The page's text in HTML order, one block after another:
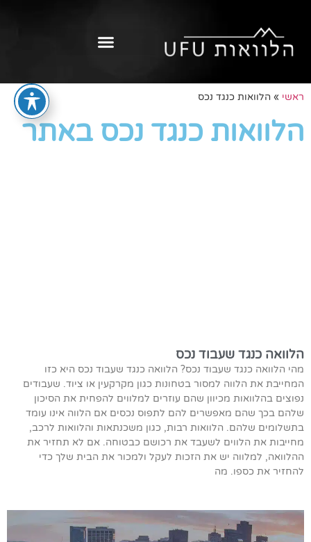
ראשי » הלוואות כנגד נכס
הלוואות כנגד נכס באתר
הלוואה כנגד שעבוד נכס
מהי הלוואה כנגד שעבוד נכס? הלוואה כנגד שעבוד נכס היא כזו
המחייבת את הלווה למסור בטחונות כגון מקרקעין או ציוד. שעבודים
נפוצים בהלוואות מכיוון שהם עוזרים למלווים להפחית את הסיכון
שלהם בכך שהם מאפשרים להם לתפוס נכסים אם הלווה אינו עומד
בתשלומים שלהם. הלוואות רבות, כגון משכנתאות והלוואות לרכב,
מחייבות את הלווים לשעבד את רכושם כבטוחה. אם לא תחזיר את
ההלוואה, למלווה יש את הזכות לעקל ולמכור את הבית שלך כדי
להחזיר את כספו. מה